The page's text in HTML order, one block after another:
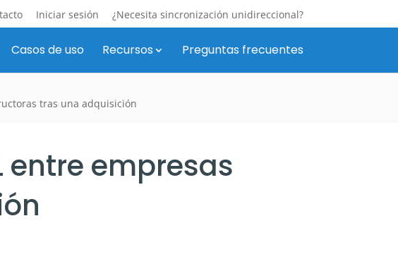
Iniciar sesión ¿Necesita sincronización unidireccional?
Casos de uso Recursos Preguntas frecuentes
tras una adquisición
entre empresas